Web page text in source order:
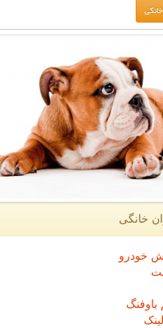
خانگی
خودرو
باوفنگ